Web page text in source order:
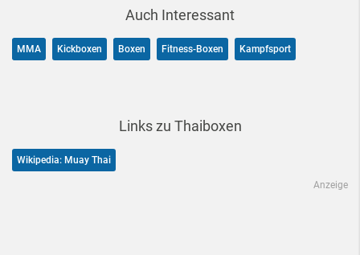
Auch Interessant
MMA Kickboxen Boxen Fitness-Boxen Kampfsport
Links zu Thaiboxen
Wikipedia: Muay Thai
Anzeige